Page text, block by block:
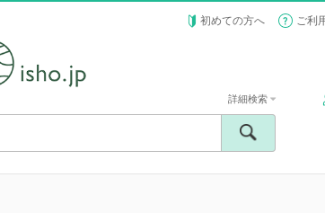
初めての方へ ご利
詳細検索